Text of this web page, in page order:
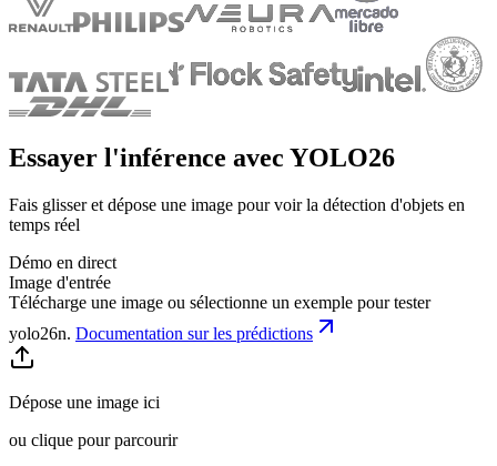
Essayer l'inférence avec YOLO26
Fais glisser et dépose une image pour voir la détection d'objets en
temps réel
Démo en direct
Image d'entrée
Télécharge une image ou sélectionne un exemple pour tester
yolo26n. Documentation sur les prédictions
Dépose une image ici
ou clique pour parcourir